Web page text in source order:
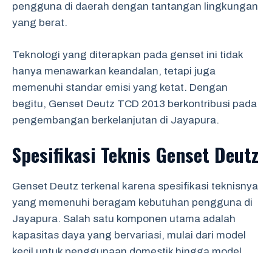
pengguna di daerah dengan tantangan lingkungan
yang berat.
Teknologi yang diterapkan pada genset ini tidak
hanya menawarkan keandalan, tetapi juga
memenuhi standar emisi yang ketat. Dengan
begitu, Genset Deutz TCD 2013 berkontribusi pada
pengembangan berkelanjutan di Jayapura.
Spesifikasi Teknis Genset Deutz
Genset Deutz terkenal karena spesifikasi teknisnya
yang memenuhi beragam kebutuhan pengguna di
Jayapura. Salah satu komponen utama adalah
kapasitas daya yang bervariasi, mulai dari model